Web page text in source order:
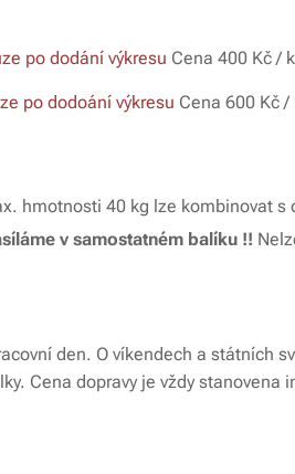
po dodání výkresu Cena 400 Kč /
po dodoání výkresu Cena 600 Kč /
hmotnosti 40 kg lze kombinovat
v samostatném balíku !!
den. O víkendech a státních
Cena dopravy je vždy